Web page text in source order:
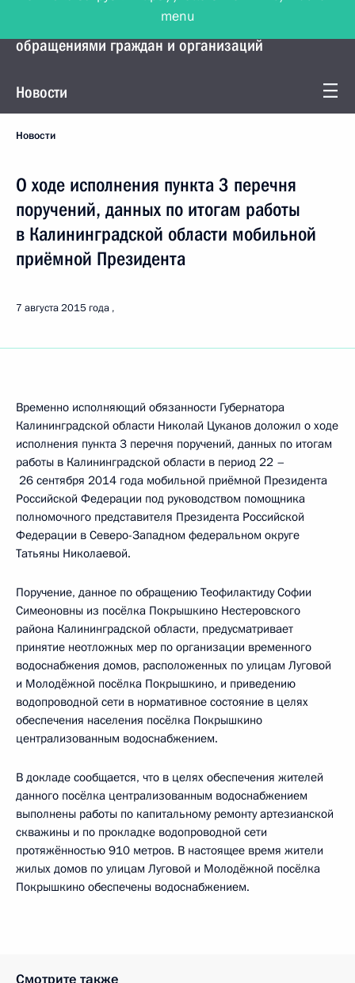
Управление Президента по работе с
обращениями граждан и организаций
Новости
Новости
О ходе исполнения пункта 3 перечня
поручений, данных по итогам работы
в Калининградской области мобильной
приёмной Президента
7 августа 2015 года
Временно исполняющий обязанности Губернатора
Калининградской области Николай Цуканов доложил о ходе
исполнения пункта 3 перечня поручений, данных по итогам
работы в Калининградской области в период 22 –
26 сентября 2014 года мобильной приёмной Президента
Российской Федерации под руководством помощника
полномочного представителя Президента Российской
Федерации в Северо-Западном федеральном округе
Татьяны Николаевой.
Поручение, данное по обращению Теофилактиду Софии
Симеоновны из посёлка Покрышкино Нестеровского
района Калининградской области, предусматривает
принятие неотложных мер по организации временного
водоснабжения домов, расположенных по улицам Луговой
и Молодёжной посёлка Покрышкино, и приведению
водопроводной сети в нормативное состояние в целях
обеспечения населения посёлка Покрышкино
централизованным водоснабжением.
В докладе сообщается, что в целях обеспечения жителей
данного посёлка централизованным водоснабжением
выполнены работы по капитальному ремонту артезианской
скважины и по прокладке водопроводной сети
протяжённостью 910 метров. В настоящее время жители
жилых домов по улицам Луговой и Молодёжной посёлка
Покрышкино обеспечены водоснабжением.
menu